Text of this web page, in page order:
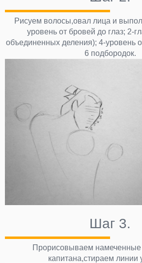
Рисуем волосы,овал лица и
уровень от бровей до глаз; 2-
объединенных деления); 4-уровень
6 подбородок.
Шаг 3.
Прорисовываем намеченные
капитана,стираем линии